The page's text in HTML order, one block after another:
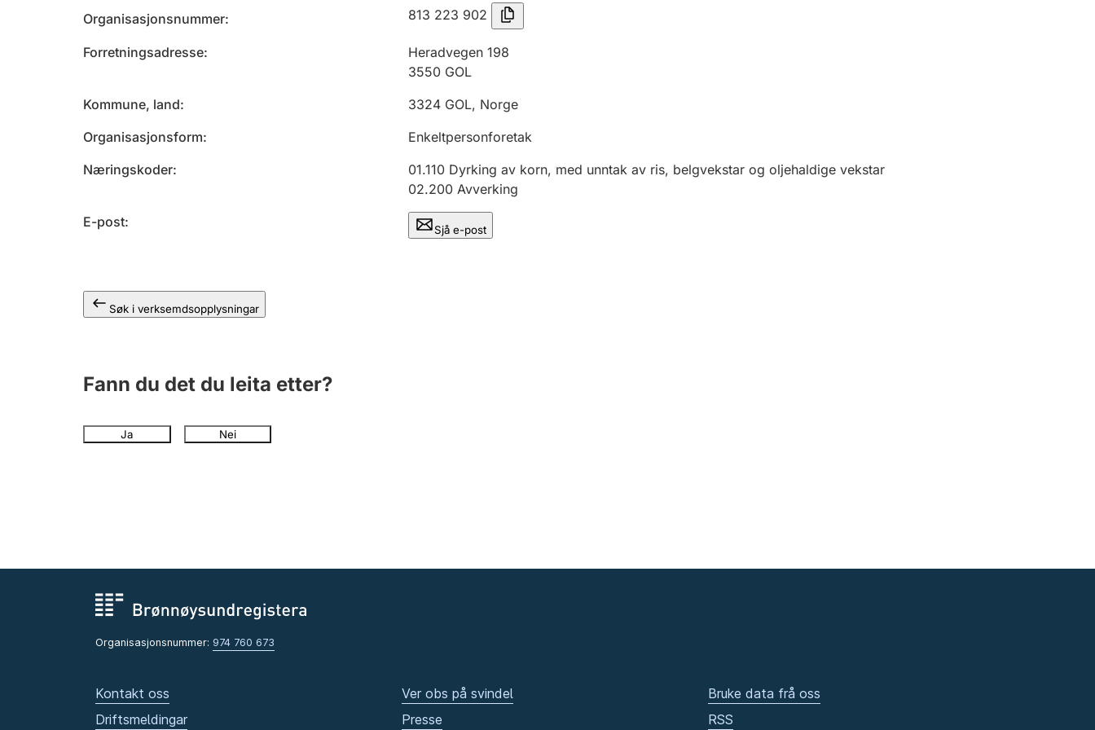
Organisasjonsnummer 813 223 902
Forretningsadresse
Heradvegen 198
3550 GOL
Kommune, land
3324 GOL, Norge
Organisasjonsform
Enkeltpersonforetak
Næringskoder
01.110 Dyrking av korn, med unntak av ris, belgvekstar og oljehaldige vekstar
02.200 Avverking
E-post
Sjå e-post
Søk i verksemdsopplysningar
Fann du det du leita etter?
Ja Nei
Organisasjonsnummer: 974 760 673
Kontakt oss
Driftsmeldingar
Ver obs på svindel
Presse
Bruke data frå oss
RSS